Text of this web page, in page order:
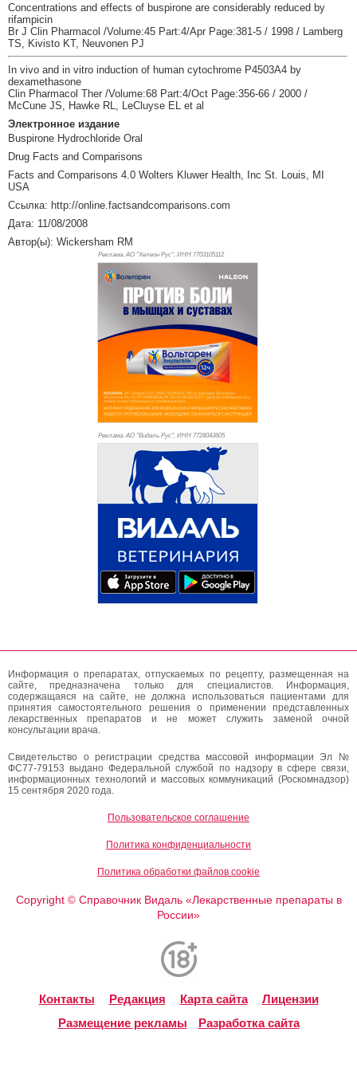
Concentrations and effects of buspirone are considerably reduced by
rifampicin
Br J Clin Pharmacol /Volume:45 Part:4/Apr Page:381-5 / 1998 / Lamberg
TS, Kivisto KT, Neuvonen PJ
In vivo and in vitro induction of human cytochrome P4503A4 by
dexamethasone
Clin Pharmacol Ther /Volume:68 Part:4/Oct Page:356-66 / 2000 /
McCune JS, Hawke RL, LeCluyse EL et al
Электронное издание
Buspirone Hydrochloride Oral
Drug Facts and Comparisons
Facts and Comparisons 4.0 Wolters Kluwer Health, Inc St. Louis, MI
USA
Ссылка: http://online.factsandcomparisons.com
Дата: 11/08/2008
Автор(ы): Wickersham RM
Реклама. АО "Хелеон Рус", ИНН 7703105112
Реклама. АО "Видаль Рус", ИНН 7728043605
Информация о препаратах, отпускаемых по рецепту, размещенная на
сайте, предназначена только для специалистов. Информация,
содержащаяся на сайте, не должна использоваться пациентами для
принятия самостоятельного решения о применении представленных
лекарственных препаратов и не может служить заменой очной
консультации врача.
Свидетельство о регистрации средства массовой информации Эл №
ФС77-79153 выдано Федеральной службой по надзору в сфере связи,
информационных технологий и массовых коммуникаций (Роскомнадзор)
15 сентября 2020 года.
Пользовательское соглашение
Политика конфиденциальности
Политика обработки файлов cookie
Copyright ©Справочник Видаль «Лекарственные препараты в
России»
Контакты Редакция Карта сайта
Лицензии
Размещение рекламы
Разработка сайта